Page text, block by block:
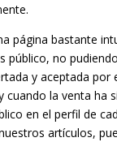
página bastante
público, no
y aceptada por
cuando la venta ha
en el perfil de
artículos,